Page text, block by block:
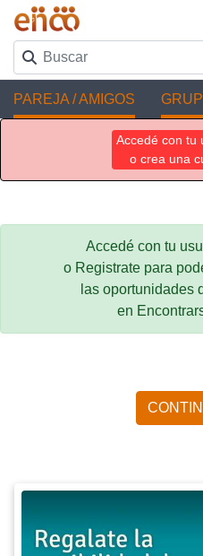
PAREJA / AMIGOS
Accedé con tu
o crea una
Accedé con tu
o Registrate para
las oportunidades
en